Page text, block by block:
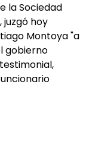
la Sociedad
juzgó hoy
Montoya "a
gobierno